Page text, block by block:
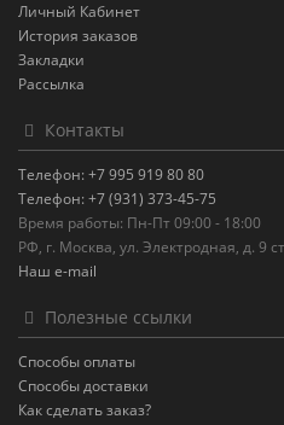
Личный Кабинет
История заказов
Закладки
Рассылка
Контакты
Телефон: +7 995 919 80 80
Телефон: +7 (931) 373-45-75
Время работы: Пн-Пт 09:00 - 18:00
РФ, г. Москва, ул. Электродная, д. 9
Наш e-mail
Полезные ссылки
Способы оплаты
Способы доставки
Как сделать заказ?